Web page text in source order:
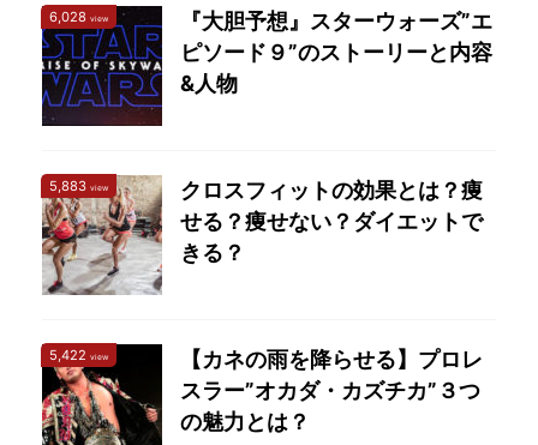
6,028 view
『大胆予想』スターウォーズ”エ
ピソード９”のストーリーと内容
&人物
5,883 view
クロスフィットの効果とは？痩
せる？痩せない？ダイエットで
きる？
5,422 view
【カネの雨を降らせる】プロレ
スラー”オカダ・カズチカ”３つ
の魅力とは？